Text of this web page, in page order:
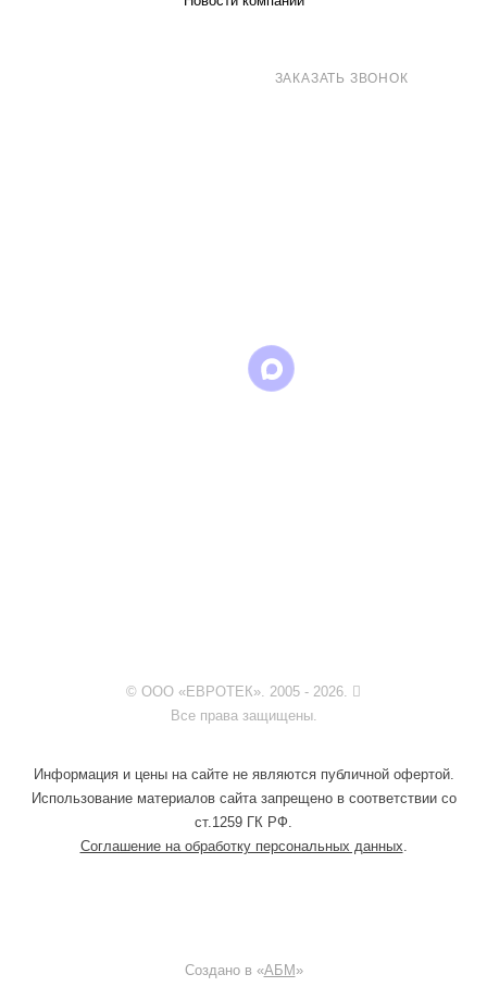
ЗАКАЗАТЬ ЗВОНОК
© ООО «ЕВРОТЕК». 2005 - 2026.
Все права защищены.
Информация и цены на сайте не являются публичной офертой.
Использование материалов сайта запрещено в соответствии со
ст.1259 ГК РФ.
Соглашение на обработку персональных данных.
Создано в «АБМ »